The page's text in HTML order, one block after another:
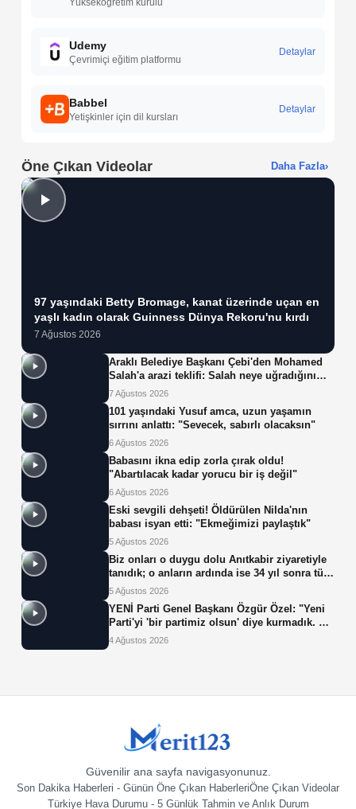
Udemy
Çevrimiçi eğitim platformu
Detaylar
Babbel
Yetişkinler için dil kursları
Detaylar
Öne Çıkan Videolar Daha Fazla›
97 yaşındaki Betty Bromage, kanat üzerinde uçan en
yaşlı kadın olarak Guinness Dünya Rekoru'nu kırdı
7 Ağustos 2026
Araklı Belediye Başkanı Çebi'den Mohamed
Salah'a arazi teklifi: Salah neye uğradığını
şaşırdı!
7 Ağustos 2026
101 yaşındaki Yusuf amca, uzun yaşamın
sırrını anlattı: "Sevecek, sabırlı olacaksın"
6 Ağustos 2026
Babasını ikna edip zorla çırak oldu!
"Abartılacak kadar yorucu bir iş değil"
6 Ağustos 2026
Eski sevgili dehşeti! Öldürülen Nilda'nın
babası isyan etti: "Ekmeğimizi paylaştık"
5 Ağustos 2026
Biz onları o duygu dolu Anıtkabir ziyaretiyle
tanıdık; o anların ardında ise 34 yıl sonra tüp
bebek tedavisiyle gelen çifte mucize yatıyor.
5 Ağustos 2026
YENİ Parti Genel Başkanı Özgür Özel: "Yeni
Parti'yi 'bir partimiz olsun' diye kurmadık. Biz
yeni partiyi iktidar olsun, milleti iktidara
4 Ağustos 2026
Güvenilir ana sayfa navigasyonunuz.
Son Dakika Haberleri - Günün Öne Çıkan HaberleriÖne Çıkan Videolar
Türkiye Hava Durumu - 5 Günlük Tahmin ve Anlık Durum